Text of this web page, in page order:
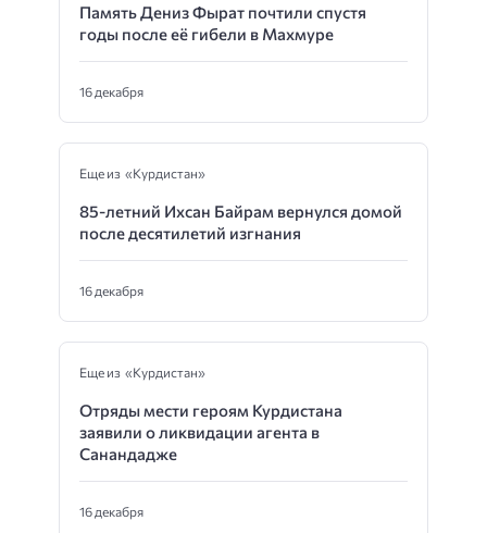
Память Дениз Фырат почтили спустя
годы после её гибели в Махмуре
16 декабря
Еще из «Курдистан»
85-летний Ихсан Байрам вернулся домой
после десятилетий изгнания
16 декабря
Еще из «Курдистан»
Отряды мести героям Курдистана
заявили о ликвидации агента в
Санандадже
16 декабря